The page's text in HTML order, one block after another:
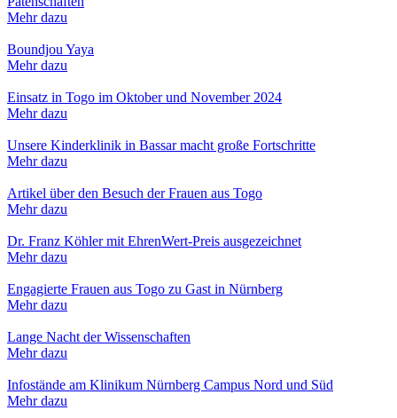
Mehr dazu
Boundjou Yaya
Mehr dazu
Einsatz in Togo im Oktober und November 2024
Mehr dazu
Unsere Kinderklinik in Bassar macht große Fortschritte
Mehr dazu
Artikel über den Besuch der Frauen aus Togo
Mehr dazu
Dr. Franz Köhler mit EhrenWert-Preis ausgezeichnet
Mehr dazu
Engagierte Frauen aus Togo zu Gast in Nürnberg
Mehr dazu
Lange Nacht der Wissenschaften
Mehr dazu
Infostände am Klinikum Nürnberg Campus Nord und Süd
Mehr dazu